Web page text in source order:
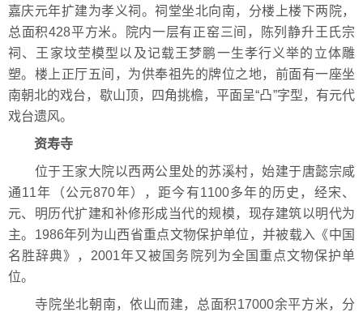
嘉庆元年扩建为孝义祠。祠堂坐北向南，分楼上楼下两院，
总面积428平方米。院内一层有正窑三间，陈列静升王氏宗
祠、王家坟茔模型以及记载王梦鹏一生孝行义举的立体雕
塑。楼上正厅五间，为供奉祖先的牌位之地，前面有一座坐
南朝北的戏台，歇山顶，四角挑檐，平面呈“凸”字型，有元代
戏台遗风。
资寿寺
位于王家大院以西两公里处的苏溪村，始建于唐懿宗咸
通11年（公元870年），距今有1100多年的历史，经宋、
元、明历代扩建和补修形成当代的规模，现存建筑以明代为
主。1986年列为山西省重点文物保护单位，并被载入《中国
名胜辞典》，2001年又被国务院列为全国重点文物保护单
位。
寺院坐北朝南，依山而建，总面积17000余平方米，分